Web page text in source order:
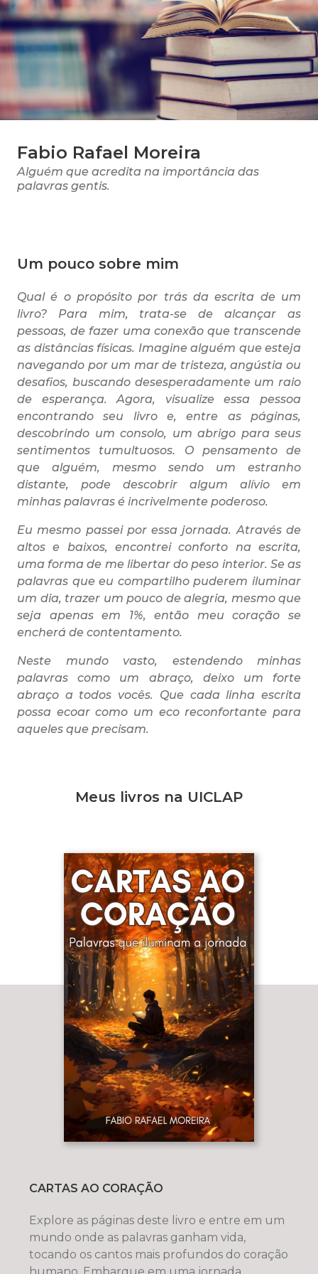
Fabio Rafael Moreira
Alguém que acredita na importância das
palavras gentis.
Um pouco sobre mim
Qual é o propósito por trás da escrita de um
livro? Para mim, trata-se de alcançar as
pessoas, de fazer uma conexão que transcende
as distâncias físicas. Imagine alguém que esteja
navegando por um mar de tristeza, angústia ou
desafios, buscando desesperadamente um raio
de esperança. Agora, visualize essa pessoa
encontrando seu livro e, entre as páginas,
descobrindo um consolo, um abrigo para seus
sentimentos tumultuosos. O pensamento de
que alguém, mesmo sendo um estranho
distante, pode descobrir algum alívio em
minhas palavras é incrivelmente poderoso.
Eu mesmo passei por essa jornada. Através de
altos e baixos, encontrei conforto na escrita,
uma forma de me libertar do peso interior. Se as
palavras que eu compartilho puderem iluminar
um dia, trazer um pouco de alegria, mesmo que
seja apenas em 1%, então meu coração se
encherá de contentamento.
Neste mundo vasto, estendendo minhas
palavras como um abraço, deixo um forte
abraço a todos vocês. Que cada linha escrita
possa ecoar como um eco reconfortante para
aqueles que precisam.
Meus livros na UICLAP
CARTAS AO CORAÇÃO
Explore as páginas deste livro e entre em um
mundo onde as palavras ganham vida,
tocando os cantos mais profundos do coração